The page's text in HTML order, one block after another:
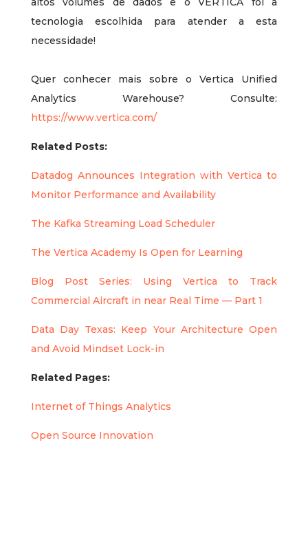
tecnologia escolhida para atender a esta
necessidade!
Quer conhecer mais sobre o Vertica Unified
Analytics Warehouse? Consulte:
https://www.vertica.com/
Related Posts:
Datadog Announces Integration with Vertica to
Monitor Performance and Availability
The Kafka Streaming Load Scheduler
The Vertica Academy Is Open for Learning
Blog Post Series: Using Vertica to Track
Commercial Aircraft in near Real Time — Part 1
Data Day Texas: Keep Your Architecture Open
and Avoid Mindset Lock-in
Related Pages:
Internet of Things Analytics
Open Source Innovation